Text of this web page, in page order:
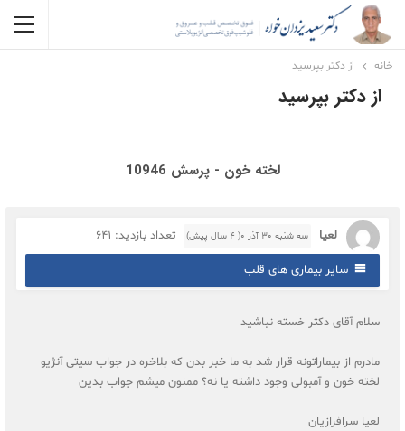
خانه از دکتر بپرسید
از دکتر بپرسید
لخته خون - پرسش 10946
لعیا سه شنبه ۳۰ آذر ۰( 4 سال پیش) تعداد بازدید: 641
سایر بیماری های قلب
سلام آقای دکتر خسته نباشید
مادرم از بیماراتونه قرار شد به ما خبر بدن که بلاخره در جواب سیتی آنژیو
لخته خون و آمبولی وجود داشته یا نه؟ ممنون میشم جواب بدین
لعیا سرافرازیان